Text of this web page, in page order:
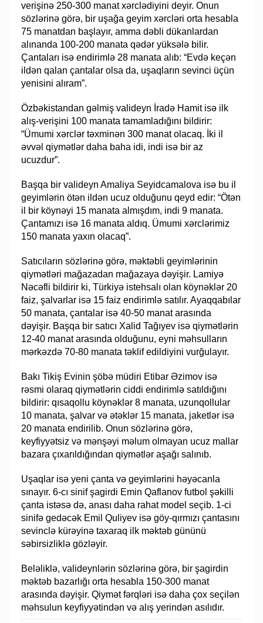
verişinə 250-300 manat xərclədiyini deyir. Onun
sözlərinə görə, bir uşağa geyim xərcləri orta hesabla
75 manatdan başlayır, amma dəbli dükanlardan
alınanda 100-200 manata qədər yüksələ bilir.
Çantaları isə endirimlə 28 manata alıb: “Evdə keçən
ildən qalan çantalar olsa da, uşaqların sevinci üçün
yenisini alıram”.
Özbəkistandan gəlmiş valideyn İradə Hamit isə ilk
alış-verişini 100 manata tamamladığını bildirir:
“Ümumi xərclər təxminən 300 manat olacaq. İki il
əvvəl qiymətlər daha baha idi, indi isə bir az
ucuzdur”.
Başqa bir valideyn Amaliya Seyidcamalova isə bu il
geyimlərin ötən ildən ucuz olduğunu qeyd edir: “Ötən
il bir köynəyi 15 manata almışdım, indi 9 manata.
Çantamızı isə 16 manata aldıq. Ümumi xərclərimiz
150 manata yaxın olacaq”.
Satıcıların sözlərinə görə, məktəbli geyimlərinin
qiymətləri mağazadan mağazaya dəyişir. Lamiyə
Nəcəfli bildirir ki, Türkiyə istehsalı olan köynəklər 20
faiz, şalvarlar isə 15 faiz endirimlə satılır. Ayaqqabılar
50 manata, çantalar isə 40-50 manat arasında
dəyişir. Başqa bir satıcı Xalid Tağıyev isə qiymətlərin
12-40 manat arasında olduğunu, eyni məhsulların
mərkəzdə 70-80 manata təklif edildiyini vurğulayır.
Bakı Tikiş Evinin şöbə müdiri Etibar Əzimov isə
rəsmi olaraq qiymətlərin ciddi endirimlə satıldığını
bildirir: qısaqollu köynəklər 8 manata, uzunqollular
10 manata, şalvar və ətəklər 15 manata, jaketlər isə
20 manata endirilib. Onun sözlərinə görə,
keyfiyyətsiz və mənşəyi məlum olmayan ucuz mallar
bazara çıxarıldığından qiymətlər aşağı salınıb.
Uşaqlar isə yeni çanta və geyimlərini həyəcanla
sınayır. 6-cı sinif şagirdi Emin Qaflanov futbol şəkilli
çanta istəsə də, anası daha rahat model seçib. 1-ci
sinifə gedəcək Emil Quliyev isə göy-qırmızı çantasını
sevinclə kürəyinə taxaraq ilk məktəb gününü
səbirsizliklə gözləyir.
Beləliklə, valideynlərin sözlərinə görə, bir şagirdin
məktəb bazarlığı orta hesabla 150-300 manat
arasında dəyişir. Qiymət fərqləri isə daha çox seçilən
məhsulun keyfiyyətindən və alış yerindən asılıdır.